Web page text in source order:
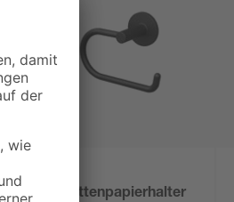
Toilettenpapierhalter